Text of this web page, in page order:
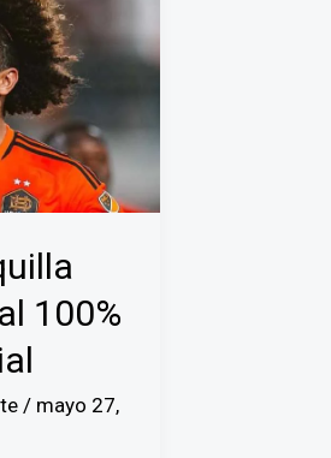
100%
/ mayo 27,